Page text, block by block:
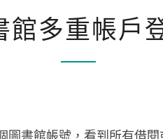
書
館多重帳戶